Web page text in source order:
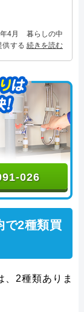
4月 暮らしの中
する株式会社プ
水道管」のスペ
続きを読む
026
で2種類買
、2種類ありま